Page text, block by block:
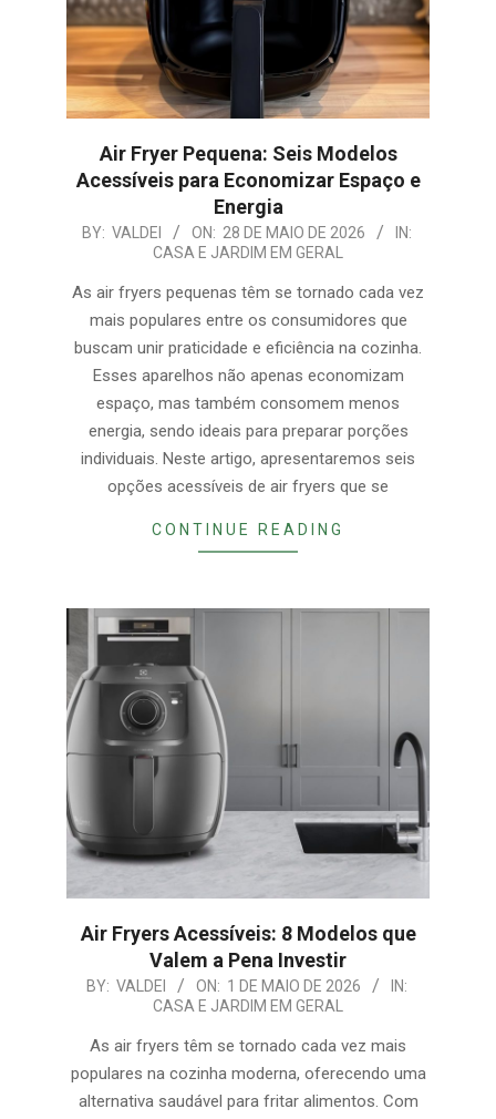
Air Fryer Pequena: Seis Modelos
Acessíveis para Economizar Espaço e
Energia
2026-
28
BY: VALDEI ON: 28 DE MAIO DE 2026
IN:
CASA E JARDIM EM GERAL
As air fryers pequenas têm se tornado cada vez
mais populares entre os consumidores que
buscam unir praticidade e eficiência na cozinha.
Esses aparelhos não apenas economizam
espaço, mas também consomem menos
energia, sendo ideais para preparar porções
individuais. Neste artigo, apresentaremos seis
opções acessíveis de air fryers que se
CONTINUE READING
Air Fryers Acessíveis: 8 Modelos que
Valem a Pena Investir
2026-
BY: VALDEI ON: 1 DE MAIO DE 2026
IN:
CASA E JARDIM EM GERAL
As air fryers têm se tornado cada vez mais
populares na cozinha moderna, oferecendo uma
alternativa saudável para fritar alimentos. Com